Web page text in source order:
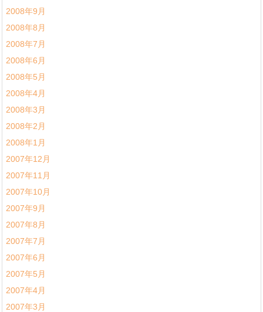
2008年9月
2008年8月
2008年7月
2008年6月
2008年5月
2008年4月
2008年3月
2008年2月
2008年1月
2007年12月
2007年11月
2007年10月
2007年9月
2007年8月
2007年7月
2007年6月
2007年5月
2007年4月
2007年3月